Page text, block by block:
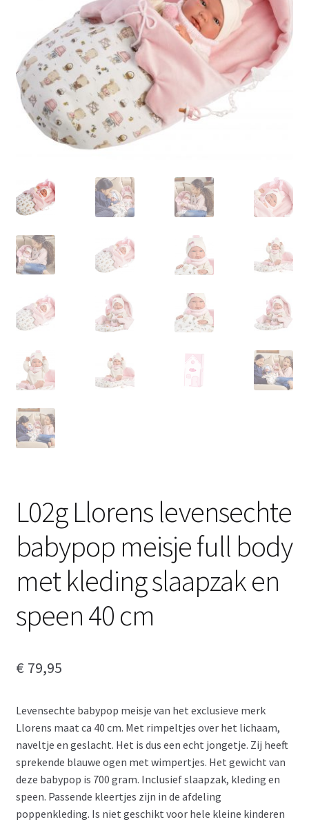
L02g Llorens levensechte
babypop meisje full body
met kleding slaapzak en
speen 40 cm
€ 79,95
Levensechte babypop meisje van het exclusieve merk
Llorens maat ca 40 cm. Met rimpeltjes over het lichaam,
naveltje en geslacht. Het is dus een echt jongetje. Zij heeft
sprekende blauwe ogen met wimpertjes. Het gewicht van
deze babypop is 700 gram. Inclusief slaapzak, kleding en
speen. Passende kleertjes zijn in de afdeling
poppenkleding. Is niet geschikt voor hele kleine kinderen